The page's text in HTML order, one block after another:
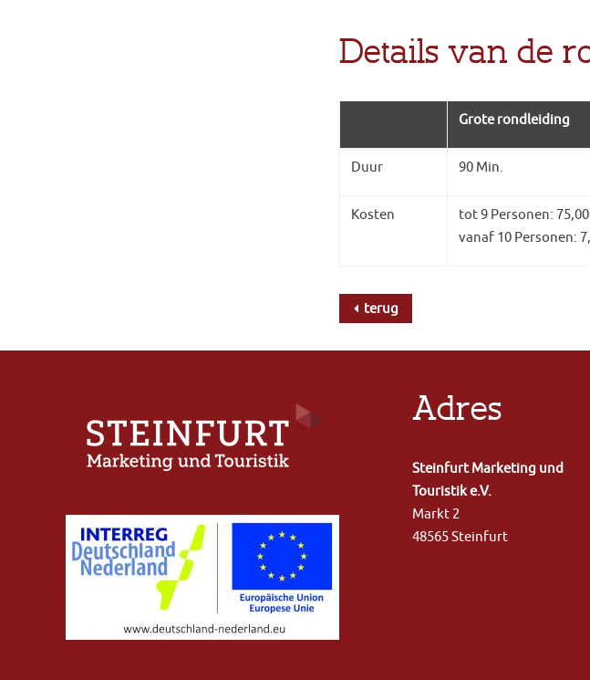
Details van de
Grote rondleiding
Duur 90 Min.
Kosten
tot 9 Personen:
vanaf 10 Personen:
terug
Adres
Steinfurt Marketing und
Touristik e.V.
Markt 2
48565 Steinfurt